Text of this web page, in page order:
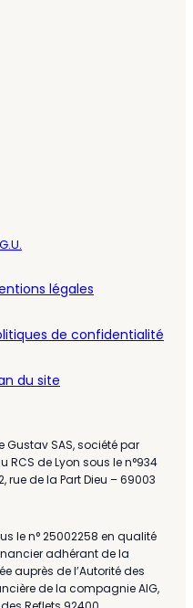
légales
de confidentialité
du site
SAS, société par
de Lyon sous le n°934
rue de la Part Dieu – 69003
le n° 25002258 en qualité
adhérant de la
auprès de l’Autorité des
de la compagnie AIG,